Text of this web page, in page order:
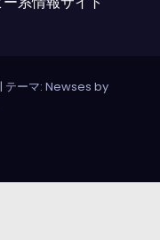
| テーマ: Newses by